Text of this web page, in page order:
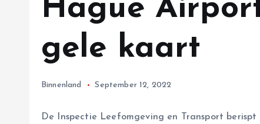
Hague
gele kaart
Binnenland September 12, 2022
De Inspectie Leefomgeving en Transport